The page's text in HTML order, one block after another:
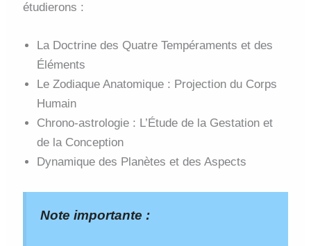
étudierons :
La Doctrine des Quatre Tempéraments et des
Éléments
Le Zodiaque Anatomique : Projection du Corps
Humain
Chrono-astrologie : L’Étude de la Gestation et
de la Conception
Dynamique des Planètes et des Aspects
Note importante :